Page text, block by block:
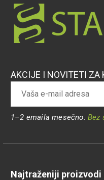
AKCIJE I NOVITETI ZA
1–2 emaila mesečno. Bez
Najtraženiji proizvodi